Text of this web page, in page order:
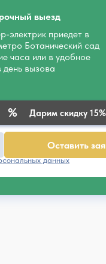
выезд
электрик приедет в
Ботанический сад
часа или в удобное
день вызова
Дарим скидку
Оставить
данных